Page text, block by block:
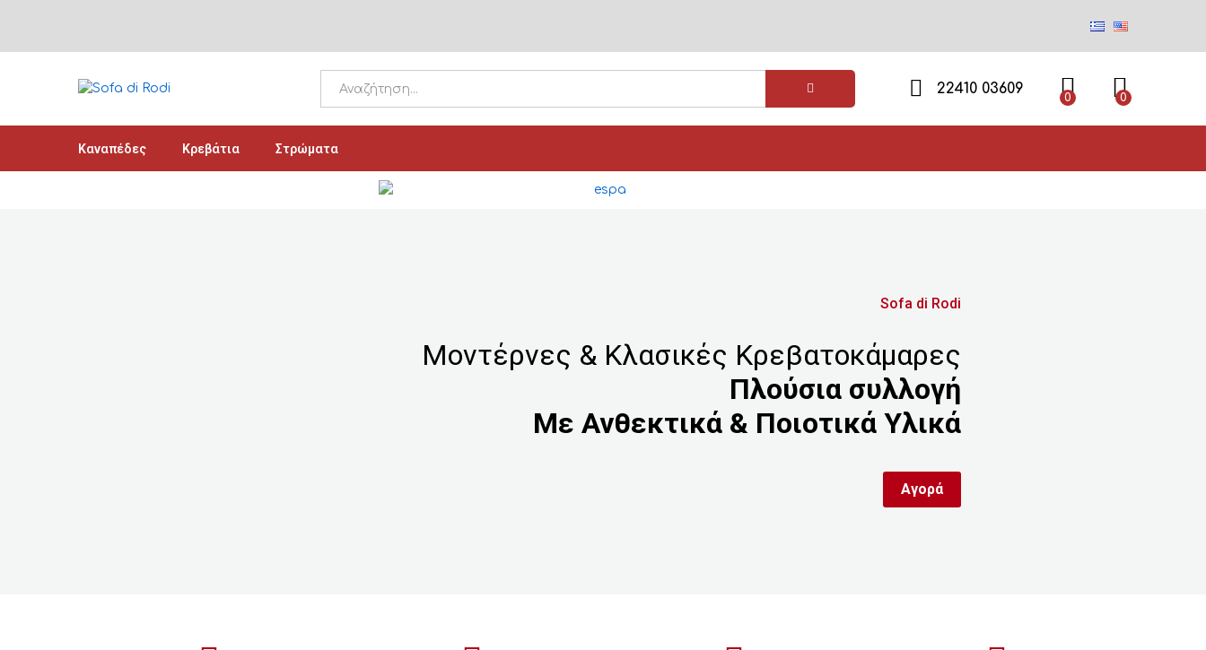
22410 03609
0 0
Καναπέδες Κρεβάτια Στρώματα
Sofa di Rodi
Μοντέρνες & Κλασικές Κρεβατοκάμαρες
Πλούσια συλλογή
Με Ανθεκτικά & Ποιοτικά Υλικά
Αγορά